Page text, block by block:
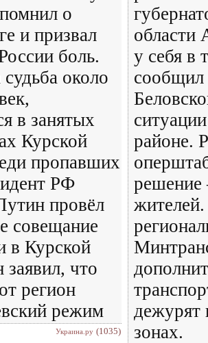
о
и призвал
боль.
около
в занятых
Курской
пропавших
РФ
провёл
совещание
в Курской
заявил, что
регион
режим
Украина.ру (1035)
области
у себя в
сообщил
районе.
дежурят
зонах.